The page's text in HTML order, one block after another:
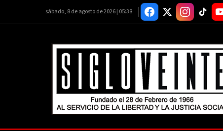
sábado, 8 de agosto de 2026 | 05:38